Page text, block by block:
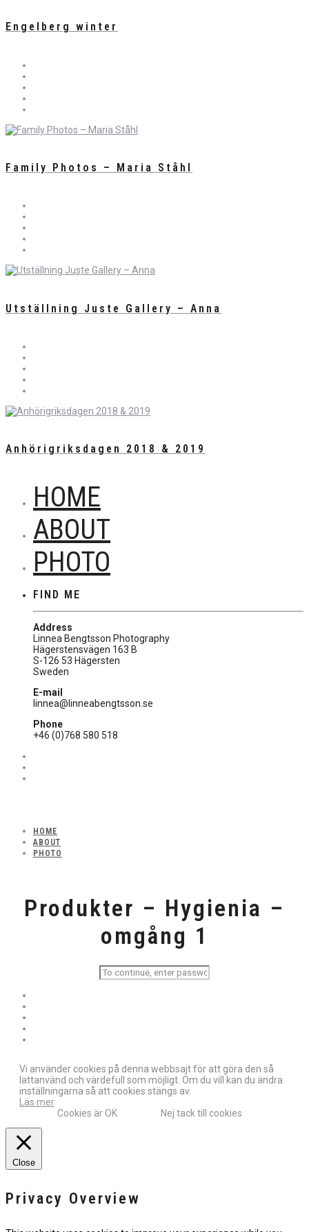
Engelberg winter
Family Photos – Maria Ståhl
Utställning Juste Gallery – Anna
Anhörigriksdagen 2018 & 2019
HOME
ABOUT
PHOTO
FIND ME
Address
Linnea Bengtsson Photography
Hägerstensvägen 163 B
S-126 53 Hägersten
Sweden
E-mail
linnea@linneabengtsson.se
Phone
+46 (0)768 580 518
HOME
ABOUT
PHOTO
Produkter – Hygienia –
omgång 1
Vi använder cookies på denna webbsajt för att göra den så
lättanvänd och värdefull som möjligt. Om du vill kan du ändra
inställningarna så att cookies stängs av.
Läs mer
Cookies är OK
Nej tack till cookies
Close
Privacy Overview